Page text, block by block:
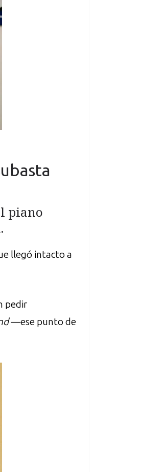
piano
llegó intacto a
pedir
—ese punto de